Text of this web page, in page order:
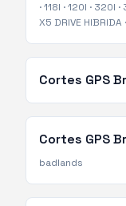
·118I ·120I · 320I ·
X5 DRIVE HIBRIDA ·
Cortes GPS
Cortes GPS
badlands